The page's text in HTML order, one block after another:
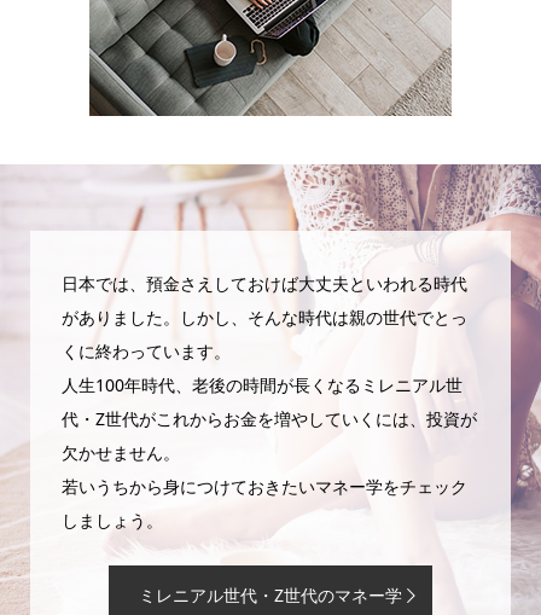
日本では、預金さえしておけば大丈夫といわれる時代
がありました。しかし、そんな時代は親の世代でとっ
くに終わっています。
人生100年時代、老後の時間が長くなるミレニアル世
代・Z世代がこれからお金を増やしていくには、投資が
欠かせません。
若いうちから身につけておきたいマネー学をチェック
しましょう。
ミレニアル世代・Z世代のマネー学